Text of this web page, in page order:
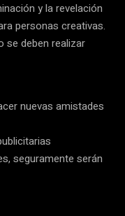
y la revelación
personas creativas.
se deben realizar
nuevas amistades
seguramente serán